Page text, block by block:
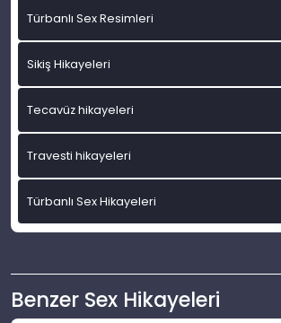
Türbanlı Sex Resimleri
Sikiş Hikayeleri
Tecavüz hikayeleri
Travesti hikayeleri
Türbanlı Sex Hikayeleri
Benzer Sex Hikayeleri